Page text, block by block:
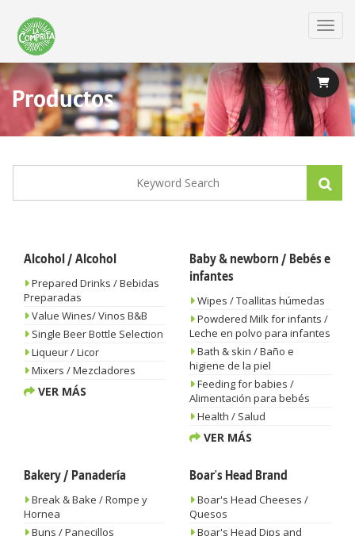
main
content
Productos
Alcohol / Alcohol
Prepared Drinks / Bebidas
Preparadas
Value Wines/ Vinos B&B
Single Beer Bottle Selection
Liqueur / Licor
Mixers / Mezcladores
VER MÁS
Baby & newborn / Bebés e
infantes
Wipes / Toallitas húmedas
Powdered Milk for infants /
Leche en polvo para infantes
Bath & skin / Baño e
higiene de la piel
Feeding for babies /
Alimentación para bebés
Health / Salud
VER MÁS
Bakery / Panadería
Break & Bake / Rompe y
Hornea
Buns / Panecillos
Boar's Head Brand
Boar's Head Cheeses /
Quesos
Boar's Head Dips and